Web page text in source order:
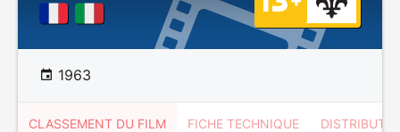
1963
CLASSEMENT DU FILM FICHE TECHNIQUE